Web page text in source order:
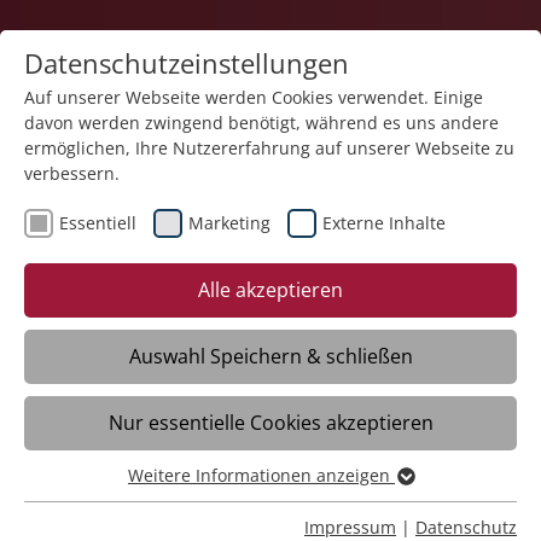
27.05.2025
Ein Jahrhundert voller Leben:
Paula Schmoll feiert ihren
100. Geburtstag
Eriskirch – Im Haus der Pflege St. Iris der
Stiftung Liebenau in Eriskirch wurde ein
ganz besonderer Geburtstag gefeiert:
Paula Schmoll blickt auf ein ganzes
Datenschutzeinstellungen
Auf unserer Webseite werden Cookies verwendet. Einige
davon werden zwingend benötigt, während es uns andere
ermöglichen, Ihre Nutzererfahrung auf unserer Webseite zu
verbessern.
Essentiell Marketing Externe Inhalte
Alle akzeptieren
Auswahl Speichern & schließen
Nur essentielle Cookies akzeptieren
Essentiell
Essentielle Cookies werden für grundlegende Funktionen
Weitere Informationen anzeigen
Impressum | Datenschutz